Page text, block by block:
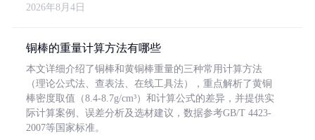
2026年8月4日
铜棒的重量计算方法有哪些
本文详细介绍了铜棒和黄铜棒重量的三种常用计算方法
（理论公式法、查表法、在线工具法），重点解析了黄铜
棒密度取值（8.4-8.7g/cm³）和计算公式的差异，并提供实
际计算案例、误差分析及选材建议，数据参考GB/T 4423-
2007等国家标准。